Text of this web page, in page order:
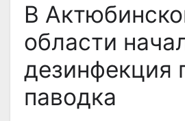
В
области
дезинфекция
паводка